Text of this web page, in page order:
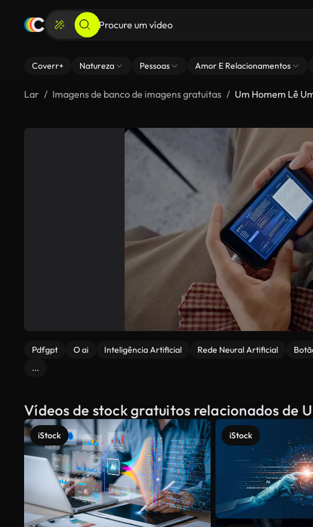
Coverr+ Natureza Pessoas Amor E Relacionamentos
Lar Imagens de banco de imagens gratuitas Um Homem Lê
Pdfgpt O ai Inteligência Artificial Rede Neural Artificial
...
Vídeos de stock gratuitos relacionados de
iStock iStock